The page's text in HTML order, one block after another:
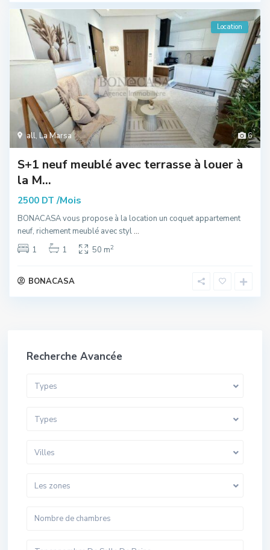
6
all, La Marsa
Location
S+1 neuf meublé avec terrasse à louer à
la M...
2500 DT /Mois
BONACASA vous propose à la location un coquet appartement
neuf, richement meublé avec styl...
1
1 50 m2
BONACASA
Recherche Avancée
Types
Types
Villes
Les zones